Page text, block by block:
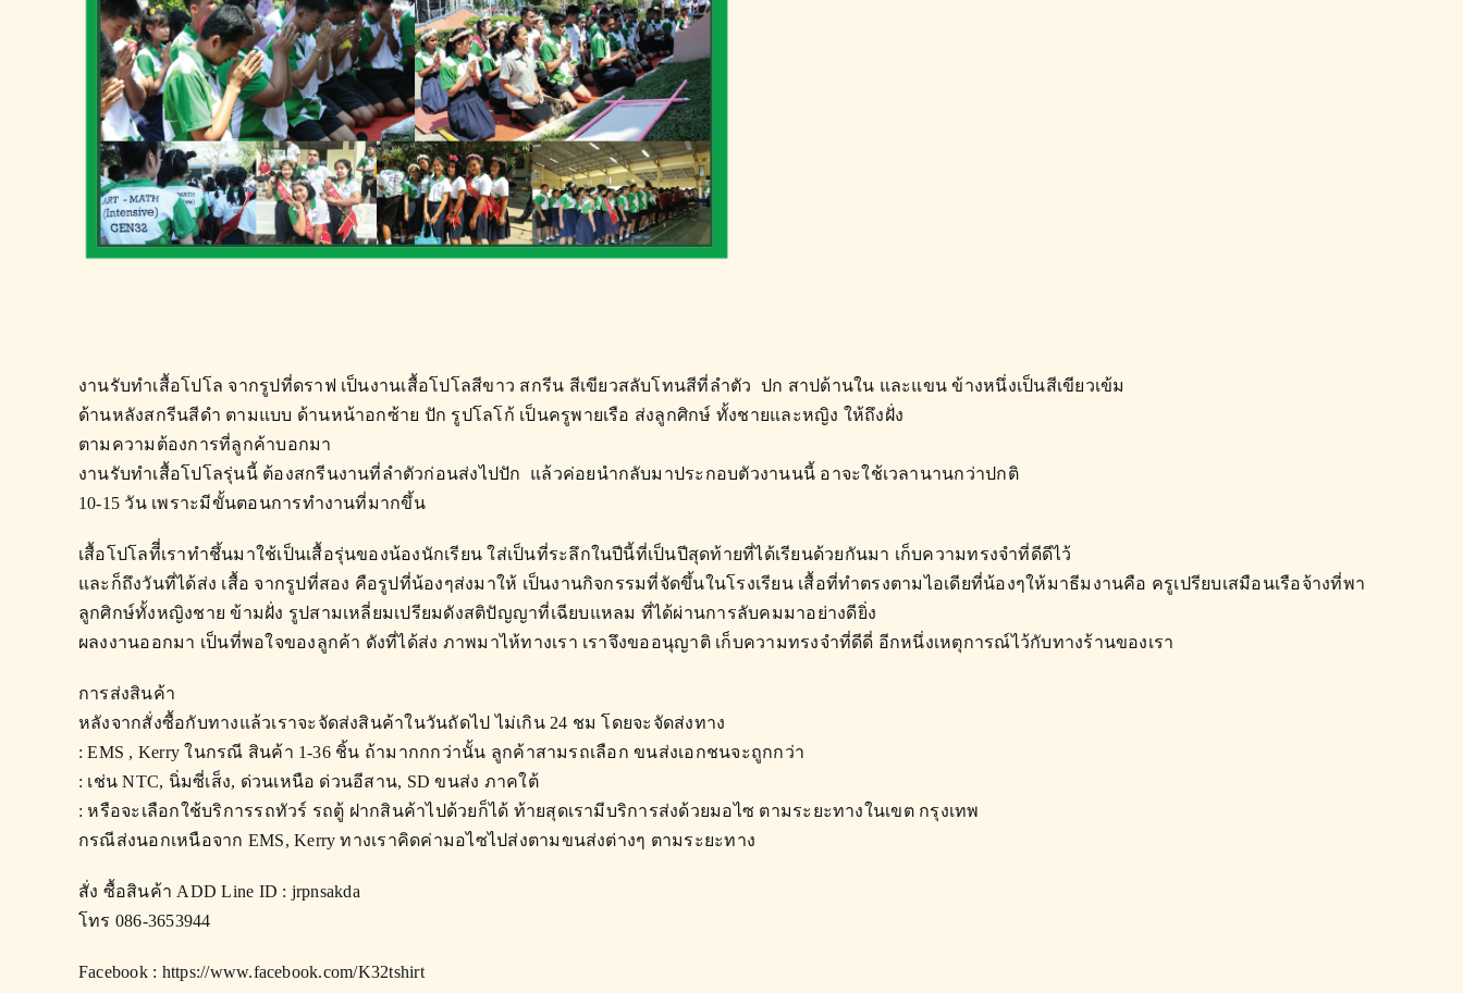
งานรับทำเสื้อโปโล จากรูปที่ดราฟ เป็นงานเสื้อโปโลสีขาว สกรีน สีเขียวสลับโทนสีที่ลำตัว ปก สาปด้านใน และแขน ข้างหนึ่งเป็นสีเขียวเข้ม
ด้านหลังสกรีนสีดำ ตามแบบ ด้านหน้าอกซ้าย ปัก รูปโลโก้ เป็นครูพายเรือ ส่งลูกศิกษ์ ทั้งชายและหญิง ให้ถึงฝั่ง
ตามความต้องการที่ลูกค้าบอกมา
งานรับทำเสื้อโปโลรุ่นนี้ ต้องสกรีนงานที่ลำตัวก่อนส่งไปปัก แล้วค่อยนำกลับมาประกอบตัวงานนนี้ อาจะใช้เวลานานกว่าปกติ
10-15 วัน เพราะมีขั้นตอนการทำงานที่มากขึ้น
เสื้อโปโลทีี่เราทำชึ้นมาใช้เป็นเสื้อรุ่นของน้องนักเรียน ใส่เป็นที่ระลึกในปีนี้ที่เป็นปีสุดท้ายที่ได้เรียนด้วยกันมา เก็บความทรงจำที่ดีดีไว้
และก็ถึงวันที่ได้ส่ง เสื้อ จากรูปที่สอง คือรูปที่น้องๆส่งมาให้ เป็นงานกิจกรรมที่จัดขึ้นในโรงเรียน เสื้อที่ทำตรงตามไอเดียที่น้องๆให้มาธีมงานคือ ครูเปรียบเสมือนเรือจ้างที่พา
ลูกศิกษ์ทั้งหญิงชาย ข้ามฝั่ง รูปสามเหลี่ยมเปรียมดังสติปัญญาที่เฉียบแหลม ที่ได้ผ่านการลับคมมาอย่างดียิ่ง
ผลงงานออกมา เป็นที่พอใจของลูกค้า ดังที่ได้ส่ง ภาพมาไห้ทางเรา เราจึงขออนุญาติ เก็บความทรงจำที่ดีดี่ อีกหนึ่งเหตุการณ์ไว้กับทางร้านของเรา
การส่งสินค้า
หลังจากสั่งซื้อกับทางแล้วเราจะจัดส่งสินค้าในวันถัดไป ไม่เกิน 24 ชม โดยจะจัดส่งทาง
: EMS , Kerry ในกรณี สินค้า 1-36 ชิ้น ถ้ามากกกว่านั้น ลูกค้าสามรถเลือก ขนส่งเอกชนจะถูกกว่า
: เช่น NTC, นิ่มซี่เส็ง, ด่วนเหนือ ด่วนอีสาน, SD ขนส่ง ภาคใต้
: หรือจะเลือกใช้บริการรถทัวร์ รถตู้ ฝากสินค้าไปด้วยก็ได้ ท้ายสุดเรามีบริการส่งด้วยมอไซ ตามระยะทางในเขต กรุงเทพ
กรณีส่งนอกเหนือจาก EMS, Kerry ทางเราคิดค่ามอไซไปส่งตามขนส่งต่างๆ ตามระยะทาง
สั่ง ซื้อสินค้า ADD Line ID : jrpnsakda
โทร 086-3653944
Facebook : https://www.facebook.com/K32tshirt